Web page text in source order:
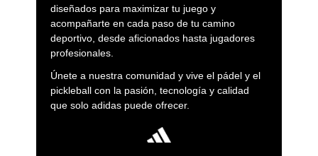
diseñados para maximizar tu juego y
acompañarte en cada paso de tu camino
deportivo, desde aficionados hasta jugadores
profesionales.
Únete a nuestra comunidad y vive el pádel y el
pickleball con la pasión, tecnología y calidad
que solo adidas puede ofrecer.